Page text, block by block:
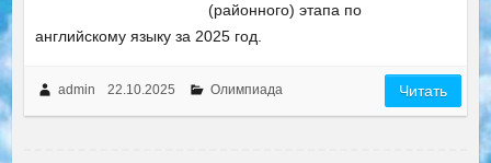
(районного) этапа по
английскому языку за 2025 год.
admin 22.10.2025 Олимпиада Читать